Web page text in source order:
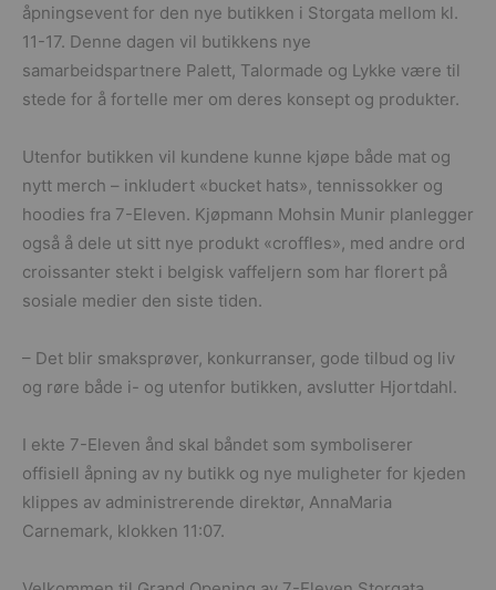
åpningsevent for den nye butikken i Storgata mellom kl.
11-17. Denne dagen vil butikkens nye
samarbeidspartnere Palett, Talormade og Lykke være til
stede for å fortelle mer om deres konsept og produkter.
Utenfor butikken vil kundene kunne kjøpe både mat og
nytt merch – inkludert «bucket hats», tennissokker og
hoodies fra 7-Eleven. Kjøpmann Mohsin Munir planlegger
også å dele ut sitt nye produkt «croffles», med andre ord
croissanter stekt i belgisk vaffeljern som har florert på
sosiale medier den siste tiden.
– Det blir smaksprøver, konkurranser, gode tilbud og liv
og røre både i- og utenfor butikken, avslutter Hjortdahl.
I ekte 7-Eleven ånd skal båndet som symboliserer
offisiell åpning av ny butikk og nye muligheter for kjeden
klippes av administrerende direktør, AnnaMaria
Carnemark, klokken 11:07.